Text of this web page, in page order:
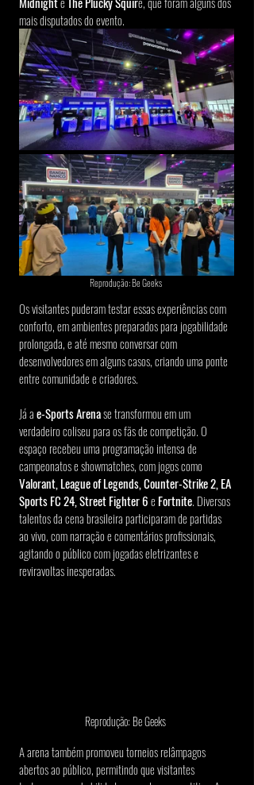
mais disputados do evento.
Reprodução: Be Geeks
Os visitantes puderam testar essas experiências com
conforto, em ambientes preparados para jogabilidade
prolongada, e até mesmo conversar com
desenvolvedores em alguns casos, criando uma ponte
entre comunidade e criadores.
Já a e-Sports Arena se transformou em um
verdadeiro coliseu para os fãs de competição. O
espaço recebeu uma programação intensa de
campeonatos e showmatches, com jogos como
Valorant, League of Legends, Counter-Strike 2, EA
Sports FC 24, Street Fighter 6 e Fortnite. Diversos
talentos da cena brasileira participaram de partidas
ao vivo, com narração e comentários profissionais,
agitando o público com jogadas eletrizantes e
reviravoltas inesperadas.
Reprodução: Be Geeks
A arena também promoveu torneios relâmpagos
abertos ao público, permitindo que visitantes